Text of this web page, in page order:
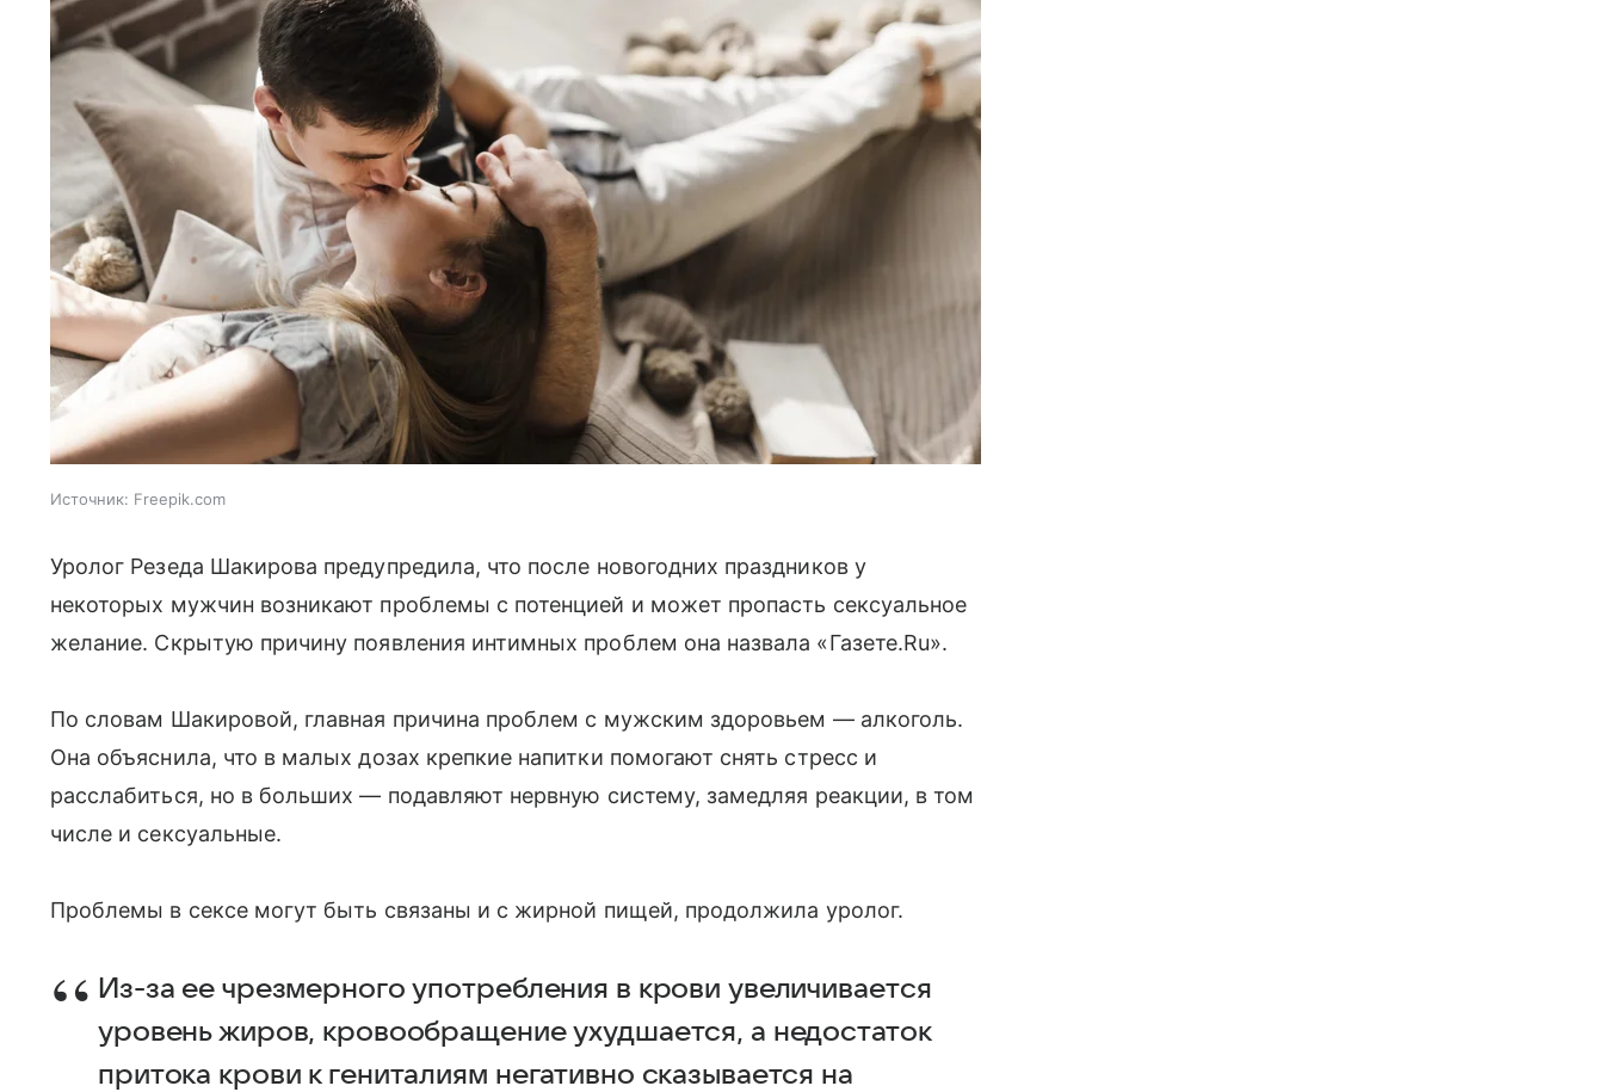
Источник: Freepik.com
Уролог Резеда Шакирова предупредила, что после новогодних праздников у
некоторых мужчин возникают проблемы с потенцией и может пропасть сексуальное
желание. Скрытую причину появления интимных проблем она назвала «Газете.Ru».
По словам Шакировой, главная причина проблем с мужским здоровьем — алкоголь.
Она объяснила, что в малых дозах крепкие напитки помогают снять стресс и
расслабиться, но в больших — подавляют нервную систему, замедляя реакции, в том
числе и сексуальные.
Проблемы в сексе могут быть связаны и с жирной пищей, продолжила уролог.
Из-за ее чрезмерного употребления в крови увеличивается
уровень жиров, кровообращение ухудшается, а недостаток
притока крови к гениталиям негативно сказывается на